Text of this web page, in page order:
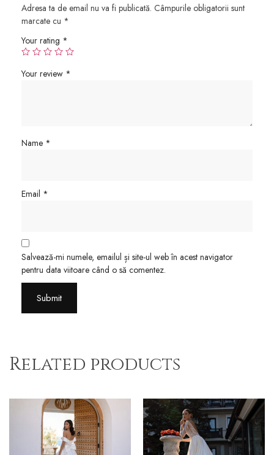
Adresa ta de email nu va fi publicată. Câmpurile obligatorii sunt
marcate cu *
Your rating *
Your review *
Name *
Email *
Salvează-mi numele, emailul și site-ul web în acest navigator
pentru data viitoare când o să comentez.
Related products